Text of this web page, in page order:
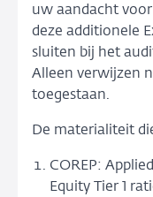
uw aandacht
deze additionele
sluiten bij het
Alleen verwijzen
toegestaan.
De materialiteit
COREP:
Equity Tier 1